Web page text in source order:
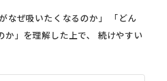
なぜ吸いたくなるのか」 「どん
か」を理解した上で、 続けやすい